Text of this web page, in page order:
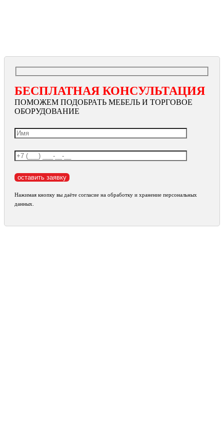
БЕСПЛАТНАЯ КОНСУЛЬТАЦИЯ
ПОМОЖЕМ ПОДОБРАТЬ МЕБЕЛЬ И ТОРГОВОЕ
ОБОРУДОВАНИЕ
Нажимая кнопку вы даёте согласие на обработку и хранение персональных
данных.